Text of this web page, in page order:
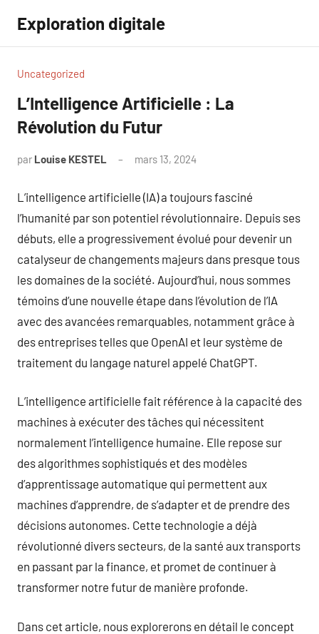
contenu
Exploration digitale
Uncategorized
L’Intelligence Artificielle : La
Révolution du Futur
par Louise KESTEL mars 13, 2024
L’intelligence artificielle (IA) a toujours fasciné
l’humanité par son potentiel révolutionnaire. Depuis ses
débuts, elle a progressivement évolué pour devenir un
catalyseur de changements majeurs dans presque tous
les domaines de la société. Aujourd’hui, nous sommes
témoins d’une nouvelle étape dans l’évolution de l’IA
avec des avancées remarquables, notamment grâce à
des entreprises telles que OpenAI et leur système de
traitement du langage naturel appelé ChatGPT.
L’intelligence artificielle fait référence à la capacité des
machines à exécuter des tâches qui nécessitent
normalement l’intelligence humaine. Elle repose sur
des algorithmes sophistiqués et des modèles
d’apprentissage automatique qui permettent aux
machines d’apprendre, de s’adapter et de prendre des
décisions autonomes. Cette technologie a déjà
révolutionné divers secteurs, de la santé aux transports
en passant par la finance, et promet de continuer à
transformer notre futur de manière profonde.
Dans cet article, nous explorerons en détail le concept